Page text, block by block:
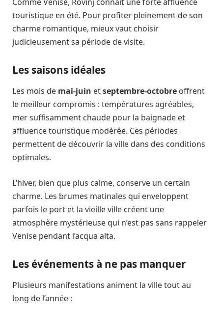
touristique en été. Pour profiter pleinement de son
charme romantique, mieux vaut choisir
judicieusement sa période de visite.
Les saisons idéales
Les mois de mai-juin etseptembre-octobre offrent
le meilleur compromis : températures agréables,
mer suffisamment chaude pour la baignade et
affluence touristique modérée. Ces périodes
permettent de découvrir la ville dans des conditions
optimales.
L’hiver, bien que plus calme, conserve un certain
charme. Les brumes matinales qui enveloppent
parfois le port et la vieille ville créent une
atmosphère mystérieuse qui n’est pas sans rappeler
Venise pendant l’acqua alta.
Les événements à ne pas manquer
Plusieurs manifestations animent la ville tout au
long de l’année :